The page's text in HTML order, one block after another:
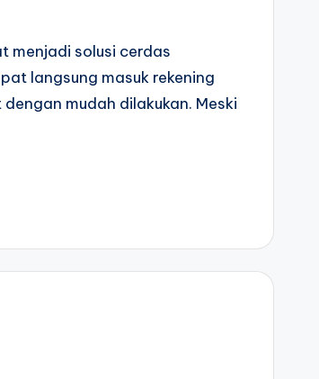
menjadi solusi cerdas
langsung masuk rekening
mudah dilakukan. Meski